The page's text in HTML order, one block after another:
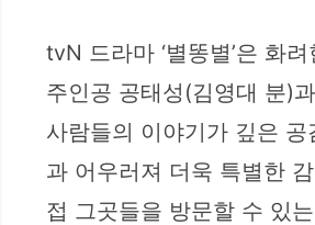
tvN 드라마 ‘별똥별’은 화
주인공 공태성(김영대 분)
사람들의 이야기가 깊은
과 어우러져 더욱 특별한
접 그곳들을 방문할 수 있